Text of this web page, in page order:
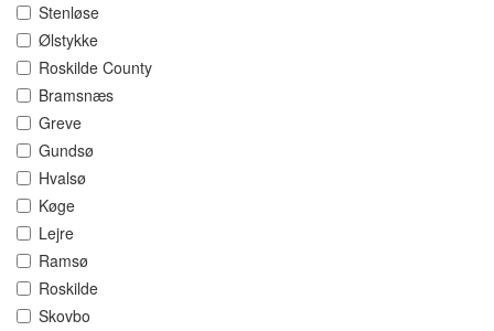
Stenløse
Ølstykke
Roskilde County
Bramsnæs
Greve
Gundsø
Hvalsø
Køge
Lejre
Ramsø
Roskilde
Skovbo